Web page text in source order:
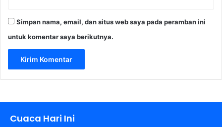
Simpan nama, email, dan situs web saya pada peramban ini
untuk komentar saya berikutnya.
Cuaca Hari Ini